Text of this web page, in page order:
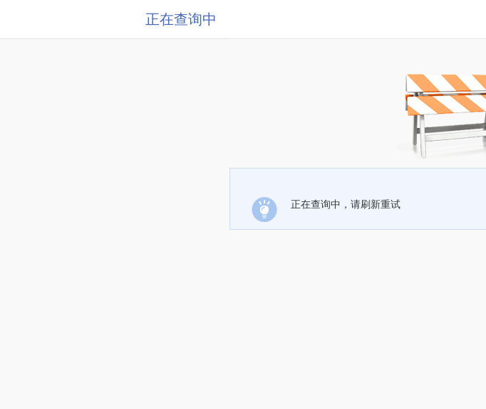
正在查询中
正在查询中，请刷新重试